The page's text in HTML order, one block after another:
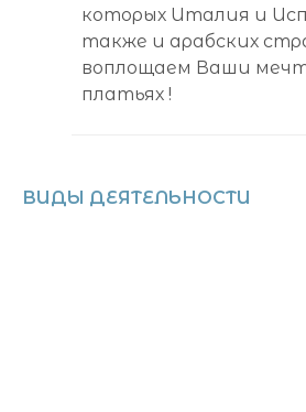
которых Италия и
также и арабских
воплощаем Ваши
платьях !
ВИДЫ ДЕЯТЕЛЬНОСТИ